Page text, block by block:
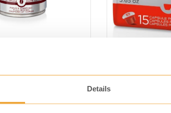
DetailsArt. nummer: 5108
€44,48